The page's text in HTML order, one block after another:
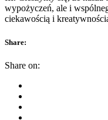
wypożyczeń, ale i
ciekawością i
Share:
Share on: